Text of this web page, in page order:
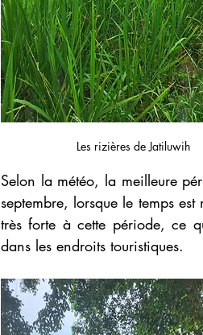
Les rizières de Jatiluwih
Selon la météo, la meilleure
septembre, lorsque le temps
très forte à cette période, ce
dans les endroits touristiques.